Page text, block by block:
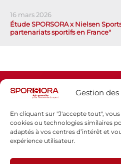
Gestion des
En cliquant sur "J'accepte tout",
cookies ou technologies similaires
adaptés à vos centres d’intérêt et
expérience utilisateur.
16 mars 2026
Étude SPORSORA x Nielsen
partenariats sportifs en France"
Espace
Politique de